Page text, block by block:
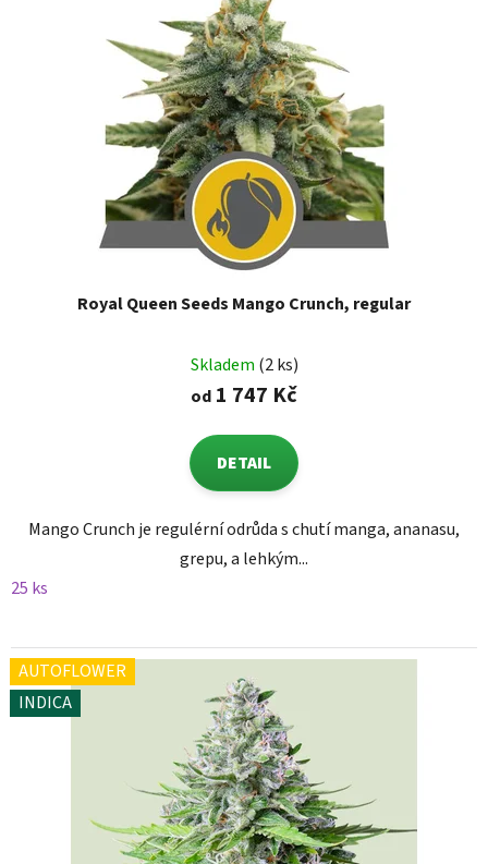
Royal Queen Seeds Mango Crunch, regular
Skladem (2 ks)
od 1 747 Kč
DETAIL
Mango Crunch je regulérní odrůda s chutí manga, ananasu,
grepu, a lehkým...
25 ks
AUTOFLOWER
INDICA